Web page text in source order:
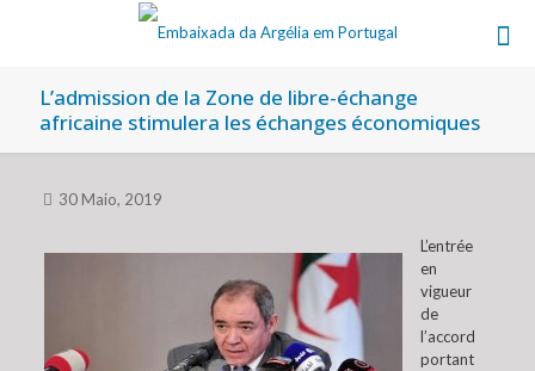
L’admission de la Zone de libre-échange
africaine stimulera les échanges économiques
30 Maio, 2019
L’entrée
en
vigueur
de
l’accord
portant